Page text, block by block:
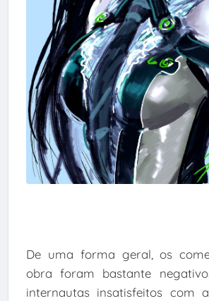
De uma forma geral, os
obra foram bastante
internautas insatisfeitos com